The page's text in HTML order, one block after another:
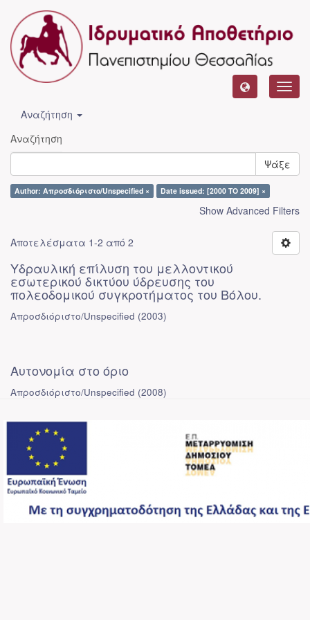
Αναζήτηση
Αναζήτηση
Ψάξε
Author: Απροσδιόριστο/Unspecified × Date issued: [2000 TO 2009] ×
Show Advanced Filters
Αποτελέσματα 1-2 από 2
Υδραυλική επίλυση του μελλοντικού
εσωτερικού δικτύου ύδρευσης του
πολεοδομικού συγκροτήματος του Βόλου.
Απροσδιόριστο/Unspecified (2003)
Αυτονομία στο όριο
Απροσδιόριστο/Unspecified (2008)